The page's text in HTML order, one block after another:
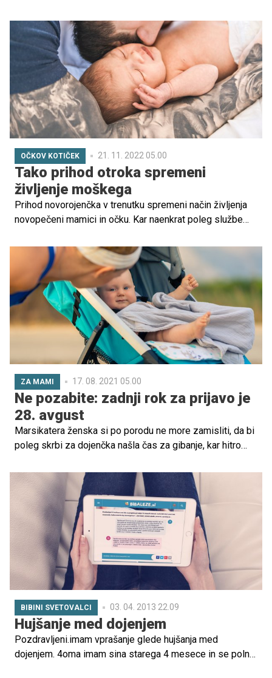
svetovnega spleta. Vsak dojenček je namreč unikat in kot
tak zahteva tudi individualen pristop. To, kar odgovarja
enemu, ne bo nujno tudi drugim, še posebej, ko gre za
dnevno rutino in nego. Poseben izziv so zlasti bolj
živahni otroci, ki se težko umirijo. Ponujamo nekaj trikov,
ki so vam pri tem lahko še posebej v pomoč!
OČKOV KOTIČEK 21. 11. 2022 05.00
Tako prihod otroka spremeni
življenje moškega
Prihod novorojenčka v trenutku spremeni način življenja
novopečeni mamici in očku. Kar naenkrat poleg službe
starša ne smeta pozabiti nase, na svoje potrebe, želje in
aktivnosti, ki ju izpopolnjujejo in ju napolnijo z energijo ter
zadovoljstvom. Tako tudi nič ni narobe, če si očka vzame
čas zase in brez slabe vesti pogleda razburljivo
nogometno tekmo. Zbrali smo nekaj razlogov, zakaj očki
ne smete imeti slabe vesti, če si vzamete čas zase.
ZA MAMI 17. 08. 2021 05.00
Ne pozabite: zadnji rok za prijavo je
28. avgust
Marsikatera ženska si po porodu ne more zamisliti, da bi
poleg skrbi za dojenčka našla čas za gibanje, kar hitro
slabo počutje v lastnem telesu. V prvem letu materinstva
'izziv' pri številnih rešuje 'vozičkanje', ko otrok enkrat
shodi, pa količina in intenziteta rekreacije močno
nazadujeta, zato je pametno, da si takrat omislimo
drugačen pristop: idealna rešitev je tek, saj gre za
prostorsko in časovno neomejeno obliko vadbe, ki jo
lahko povsem prilagodimo svoji fizični pripravljenosti. To
pa še ni vse ...
BIBINI SVETOVALCI 03. 04. 2013 22.09
Hujšanje med dojenjem
Pozdravljeni.imam vprašanje glede hujšanja med
dojenjem. 4oma imam sina starega 4 mesece in se polno